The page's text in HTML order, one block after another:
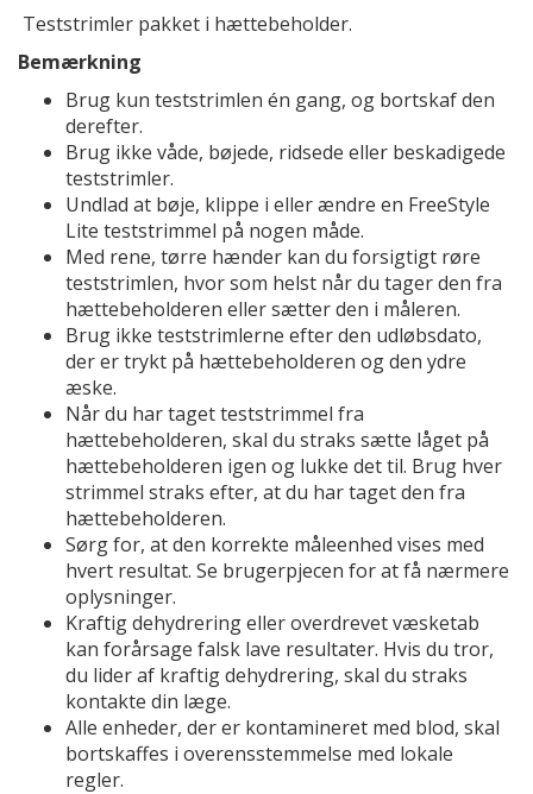
Teststrimler pakket i hættebeholder.
Bemærkning
Brug kun teststrimlen én gang, og bortskaf den
derefter.
Brug ikke våde, bøjede, ridsede eller beskadigede
teststrimler.
Undlad at bøje, klippe i eller ændre en FreeStyle
Lite teststrimmel på nogen måde.
Med rene, tørre hænder kan du forsigtigt røre
teststrimlen, hvor som helst når du tager den fra
hættebeholderen eller sætter den i måleren.
Brug ikke teststrimlerne efter den udløbsdato,
der er trykt på hættebeholderen og den ydre
æske.
Når du har taget teststrimmel fra
hættebeholderen, skal du straks sætte låget på
hættebeholderen igen og lukke det til. Brug hver
strimmel straks efter, at du har taget den fra
hættebeholderen.
Sørg for, at den korrekte måleenhed vises med
hvert resultat. Se brugerpjecen for at få nærmere
oplysninger.
Kraftig dehydrering eller overdrevet væsketab
kan forårsage falsk lave resultater. Hvis du tror,
du lider af kraftig dehydrering, skal du straks
kontakte din læge.
Alle enheder, der er kontamineret med blod, skal
bortskaffes i overensstemmelse med lokale
regler.